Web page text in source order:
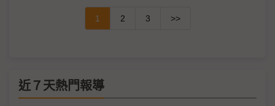
1 2 3 >>
近７天熱門報導